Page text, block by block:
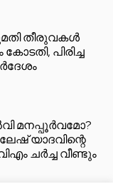
തീരുവകൾ
പിരിച്ച
മനപ്പൂർവമോ?
യാദവിന്റെ
ചർച്ച വീണ്ടും